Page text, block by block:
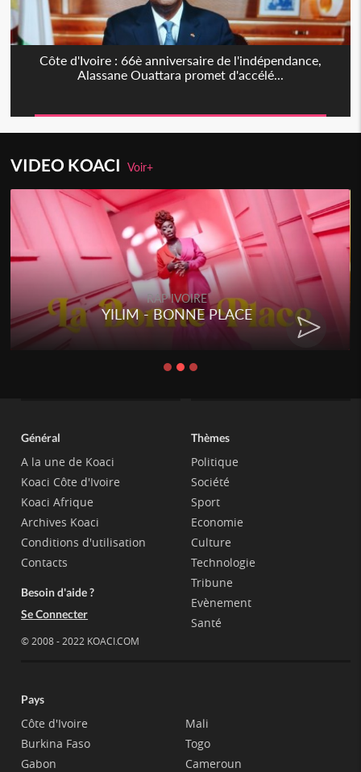
Côte d'Ivoire : 66è anniversaire de l'indépendance,
Alassane Ouattara promet d'accélé...
VIDEO KOACIVoir+
RAP IVOIRE
YILIM - BONNE PLACE
Général
A la une de Koaci
Koaci Côte d'Ivoire
Koaci Afrique
Archives Koaci
Conditions d'utilisation
Contacts
Besoin d'aide ?
Se Connecter
© 2008 - 2022 KOACI.COM
Thèmes
Politique
Société
Sport
Economie
Culture
Technologie
Tribune
Evènement
Santé
Pays
Côte d'Ivoire
Burkina Faso
Gabon
Mali
Togo
Cameroun